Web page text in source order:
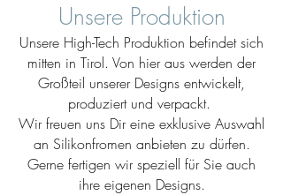
Unsere Produktion
Unsere High-Tech Produktion befindet sich
mitten in Tirol. Von hier aus werden der
Großteil unserer Designs entwickelt,
produziert und verpackt.
Wir freuen uns Dir eine exklusive Auswahl
an Silikonfromen anbieten zu dürfen.
Gerne fertigen wir speziell für Sie auch
ihre eigenen Designs.